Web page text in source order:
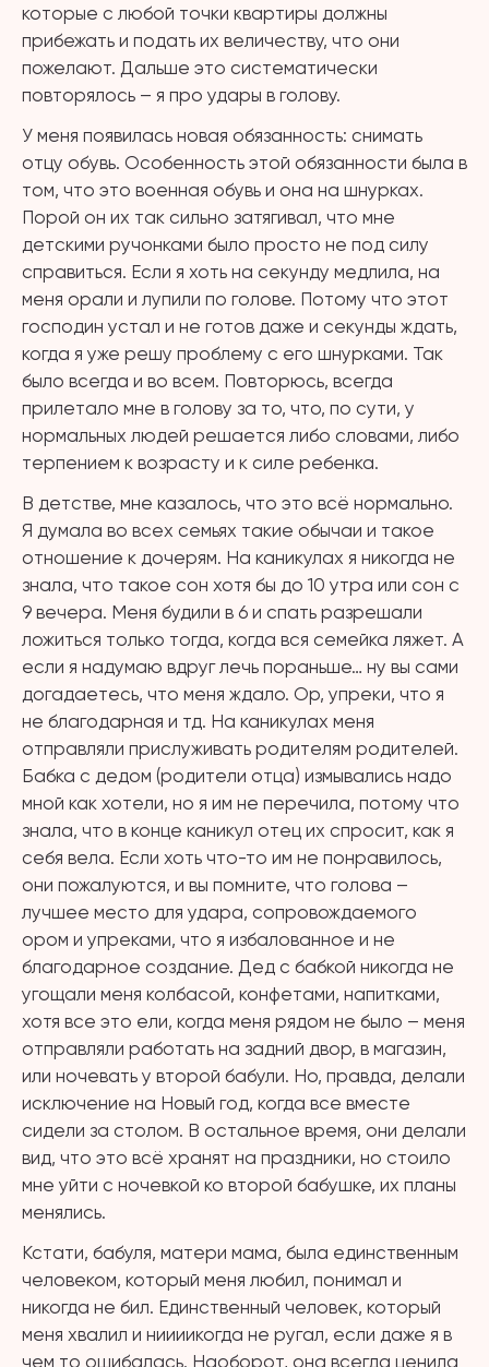
которые с любой точки квартиры должны
прибежать и подать их величеству, что они
пожелают. Дальше это систематически
повторялось – я про удары в голову.
У меня появилась новая обязанность: снимать
отцу обувь. Особенность этой обязанности была в
том, что это военная обувь и она на шнурках.
Порой он их так сильно затягивал, что мне
детскими ручонками было просто не под силу
справиться. Если я хоть на секунду медлила, на
меня орали и лупили по голове. Потому что этот
господин устал и не готов даже и секунды ждать,
когда я уже решу проблему с его шнурками. Так
было всегда и во всем. Повторюсь, всегда
прилетало мне в голову за то, что, по сути, у
нормальных людей решается либо словами, либо
терпением к возрасту и к силе ребенка.
В детстве, мне казалось, что это всё нормально.
Я думала во всех семьях такие обычаи и такое
отношение к дочерям. На каникулах я никогда не
знала, что такое сон хотя бы до 10 утра или сон с
9 вечера. Меня будили в 6 и спать разрешали
ложиться только тогда, когда вся семейка ляжет. А
если я надумаю вдруг лечь пораньше… ну вы сами
догадаетесь, что меня ждало. Ор, упреки, что я
не благодарная и тд. На каникулах меня
отправляли прислуживать родителям родителей.
Бабка с дедом (родители отца) измывались надо
мной как хотели, но я им не перечила, потому что
знала, что в конце каникул отец их спросит, как я
себя вела. Если хоть что-то им не понравилось,
они пожалуются, и вы помните, что голова –
лучшее место для удара, сопровождаемого
ором и упреками, что я избалованное и не
благодарное создание. Дед с бабкой никогда не
угощали меня колбасой, конфетами, напитками,
хотя все это ели, когда меня рядом не было – меня
отправляли работать на задний двор, в магазин,
или ночевать у второй бабули. Но, правда, делали
исключение на Новый год, когда все вместе
сидели за столом. В остальное время, они делали
вид, что это всё хранят на праздники, но стоило
мне уйти с ночевкой ко второй бабушке, их планы
менялись.
Кстати, бабуля, матери мама, была единственным
человеком, который меня любил, понимал и
никогда не бил. Единственный человек, который
меня хвалил и ниииикогда не ругал, если даже я в
чем то ошибалась. Наоборот, она всегда ценила